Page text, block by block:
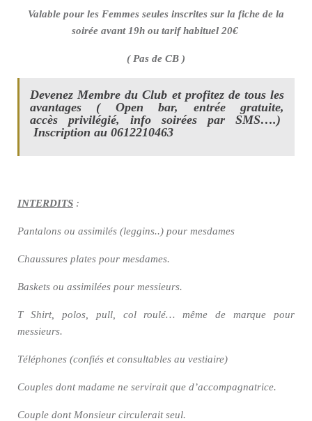
Valable pour les Femmes seules inscrites sur la fiche de la
soirée avant 19h ou tarif habituel 20€
( Pas de CB )
Devenez Membre du Club et profitez de tous les
avantages ( Open bar, entrée gratuite,
accès privilégié, info soirées par SMS….)
Inscription au 0612210463
INTERDITS :
Pantalons ou assimilés (leggins..) pour mesdames
Chaussures plates pour mesdames.
Baskets ou assimilées pour messieurs.
T Shirt, polos, pull, col roulé… même de marque pour
messieurs.
Téléphones (confiés et consultables au vestiaire)
Couples dont madame ne servirait que d’accompagnatrice.
Couple dont Monsieur circulerait seul.